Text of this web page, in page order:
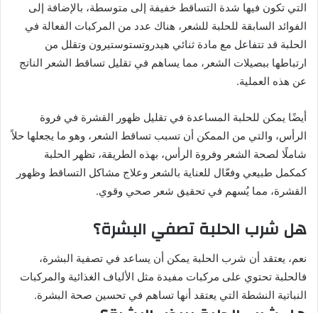
التي تكون فيها شدة التساقط خفيفة إلى متوسطة، بالإضافة إلى
الفوائد السابقة للحلبة للشعر، هناك عدد من المركبات الفعالة في
الحلبة قد تتفاعل مع مادة ثنائي هيدروتستوستيرون وتقلل من
ارتباطها ببصيلات الشعر، مما يساهم في تقليل تساقط الشعر الناتج
عن هذه العملية.
أيضًا يمكن للحلبة المساعدة في تقليل ظهور القشرة في فروة
الرأس، والتي من الممكن أن تسبب تساقط الشعر، وهو ما يجعلها حلاً
شاملًا لصحة الشعر وفروة الرأس، بهذه الطريقة، تظهر الحلبة
كمكمل طبيعي وفعّال للعناية بالشعر وعلاج مشاكل التساقط وظهور
القشرة، مما يُسهم في تحقيق شعر صحي وقوي.
هل شرب الحلبة تصفي البشرة؟
نعم، يعتقد أن شرب الحلبة يمكن أن يساعد في تصفية البشرة،
فالحلبة تحتوي على مركبات مفيدة مثل الألياف الغذائية والمركبات
النباتية النشطة التي يعتقد أنها تساهم في تحسين صحة البشرة.